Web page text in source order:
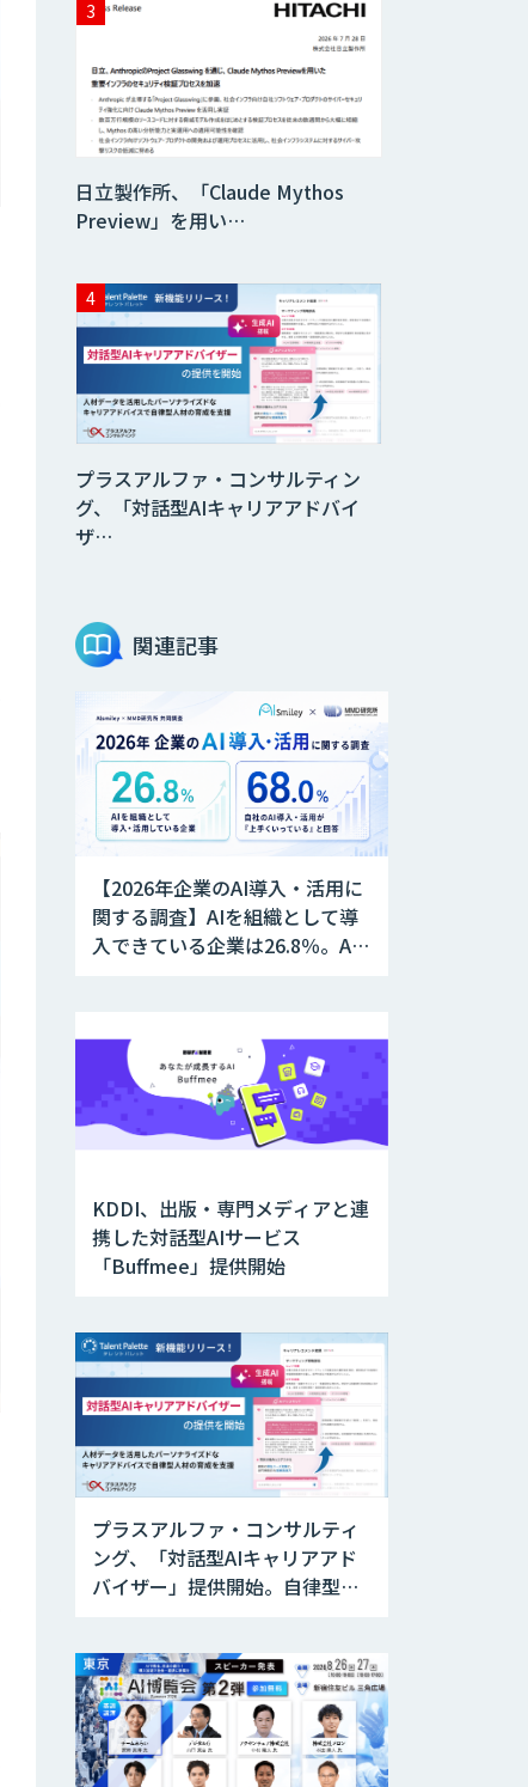
日立製作所、「Claude Mythos
Preview」を用い…
プラスアルファ・コンサルティン
グ、「対話型AIキャリアアドバイ
ザ…
関連記事
【2026年企業のAI導入・活用に
関する調査】AIを組織として導
入できている企業は26.8％。AI
KDDI、出版・専門メディアと連
携した対話型AIサービス
「Buffmee」提供開始
プラスアルファ・コンサルティ
ング、「対話型AIキャリアアド
バイザー」提供開始。自律型人